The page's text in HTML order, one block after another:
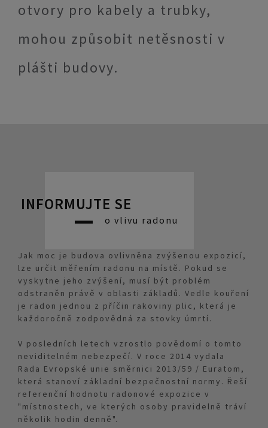
otvory pro kabely a trubky,
mohou způsobit netěsnosti v
plášti budovy.
INFORMUJTE SE
o vlivu radonu
Jak moc je budova ovlivněna zvýšenou expozicí,
lze určit měřením radonu na místě. Pokud se
vyskytne jeho zvýšení, musí být problém
odstraněn právě v oblasti základů. Vedle kouření
je radon jednou z příčin rakoviny plic, která je
každoročně zodpovědná za stovky úmrtí.
V posledních letech vzrostlo povědomí o tomto
neviditelném nebezpečí. V roce 2014 vydala
Rada Evropské unie směrnici 2013/59 / Euratom,
která stanoví základní bezpečnostní normy. Řeší
referenční hodnotu radonové expozice v
"místnostech, ve kterých osoby pravidelně tráví
několik hodin denně".